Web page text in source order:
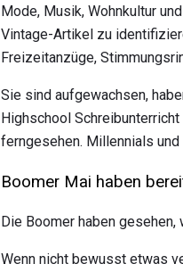
Mode, Musik, Wohnkultur
Vintage-Artikel zu
Freizeitanzüge,
Sie sind aufgewachsen,
Highschool
ferngesehen. Millennials
Boomer Mai haben
Die Boomer haben
Wenn nicht bewusst etwas